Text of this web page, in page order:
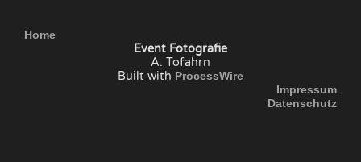
Home
Event Fotografie
A. Tofahrn
Built with ProcessWire
Impressum
Datenschutz